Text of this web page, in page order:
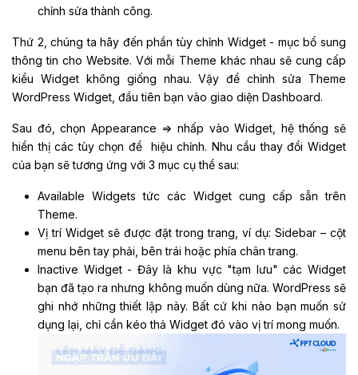
chỉnh sửa thành công.
Thứ 2, chúng ta hãy đến phần tùy chỉnh Widget - mục bổ sung
thông tin cho Website. Với mỗi Theme khác nhau sẽ cung cấp
kiểu Widget không giống nhau. Vậy để chỉnh sửa Theme
WordPress Widget, đầu tiên bạn vào giao diện Dashboard.
Sau đó, chọn Appearance => nhấp vào Widget, hệ thống sẽ
hiển thị các tùy chọn để hiệu chỉnh. Nhu cầu thay đổi Widget
của bạn sẽ tương ứng với 3 mục cụ thể sau:
Available Widgets tức các Widget cung cấp sẵn trên
Theme.
Vị trí Widget sẽ được đặt trong trang, ví dụ: Sidebar – cột
menu bên tay phải, bên trái hoặc phía chân trang.
Inactive Widget - Đây là khu vực "tạm lưu" các Widget
bạn đã tạo ra nhưng không muốn dùng nữa. WordPress sẽ
ghi nhớ những thiết lập này. Bất cứ khi nào bạn muốn sử
dụng lại, chỉ cần kéo thả Widget đó vào vị trí mong muốn.